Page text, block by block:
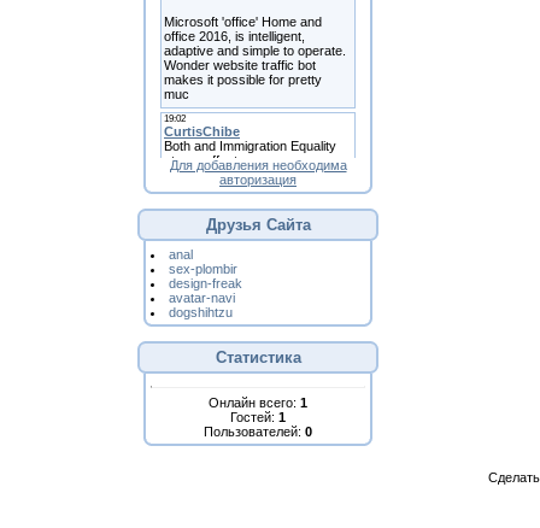
Для добавления необходима
авторизация
Друзья Сайта
anal
sex-plombir
design-freak
avatar-navi
dogshihtzu
Статистика
Онлайн всего: 1
Гостей: 1
Пользователей: 0